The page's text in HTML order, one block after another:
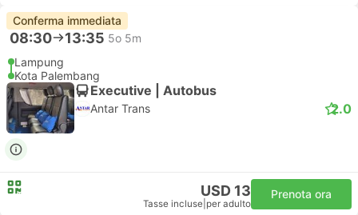
Conferma immediata
08:30 13:35 5o 5m
Lampung
Kota Palembang
Executive | Autobus
Antar Trans 2.0
USD 13
Tasse incluse per adulto
Prenota ora